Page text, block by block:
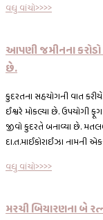
વધુ વાંચો>>>>
આપણી જમીનના કરોડો
છે.
કુદરતના સહયોગની વાત
ઈશ્વરે મોકલ્યા છે. ઉપયોગી
જીવો કુદરતે બનાવ્યા છે.
દા.ત.માઈકોરાઈઝા નામની
વધુ વાંચો>>>>
મરચી બિયારણના બે